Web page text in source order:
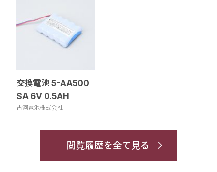
交換電池 5-AA500
SA 6V 0.5AH
古河電池株式会社
閲覧履歴を全て見る